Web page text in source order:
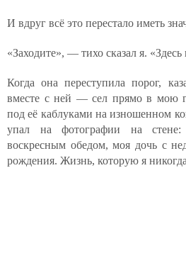
И вдруг всё это перестало иметь
«Заходите», — тихо сказал я. «Здесь
Когда она переступила порог,
вместе с ней — сел прямо в мою
под её каблуками на изношенном
упал на фотографии на
воскресным обедом, моя дочь с
рождения. Жизнь, которую я